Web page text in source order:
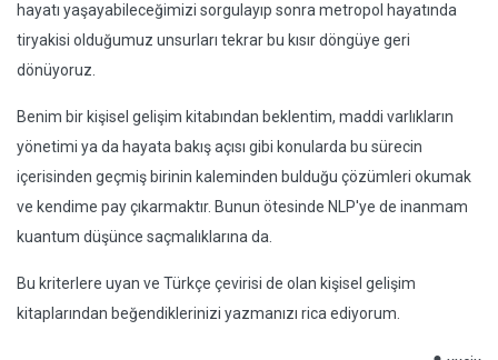
hayatı yaşayabileceğimizi sorgulayıp sonra metropol hayatında
tiryakisi olduğumuz unsurları tekrar bu kısır döngüye geri
dönüyoruz.
Benim bir kişisel gelişim kitabından beklentim, maddi varlıkların
yönetimi ya da hayata bakış açısı gibi konularda bu sürecin
içerisinden geçmiş birinin kaleminden bulduğu çözümleri okumak
ve kendime pay çıkarmaktır. Bunun ötesinde NLP'ye de inanmam
kuantum düşünce saçmalıklarına da.
Bu kriterlere uyan ve Türkçe çevirisi de olan kişisel gelişim
kitaplarından beğendiklerinizi yazmanızı rica ediyorum.